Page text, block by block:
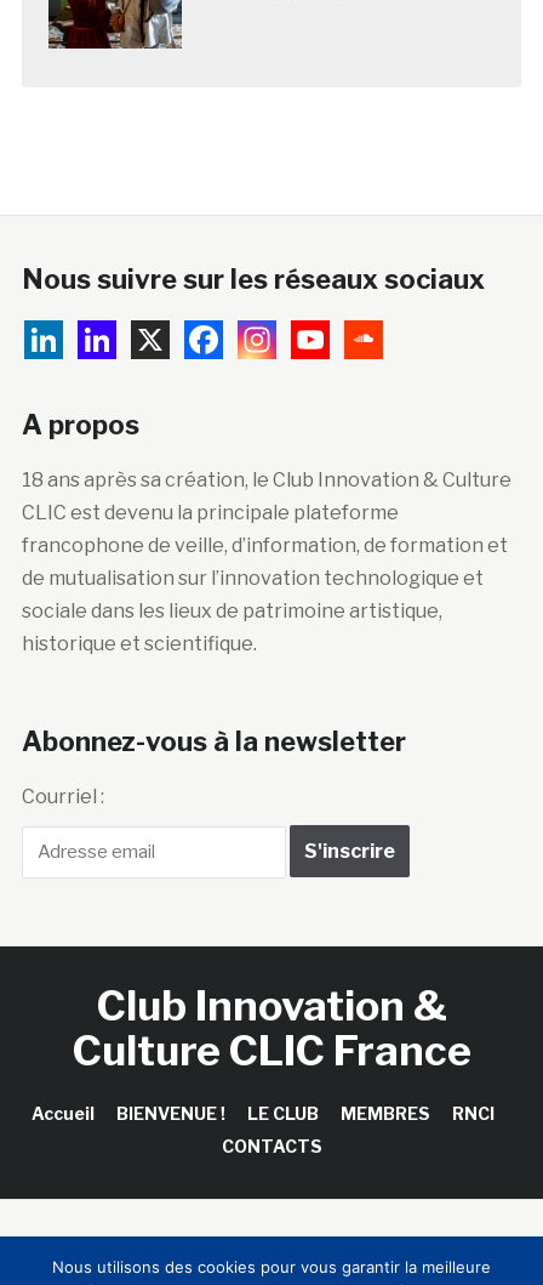
Nous suivre sur les réseaux sociaux
A propos
18 ans après sa création, le Club Innovation & Culture
CLIC est devenu la principale plateforme
francophone de veille, d’information, de formation et
de mutualisation sur l’innovation technologique et
sociale dans les lieux de patrimoine artistique,
historique et scientifique.
Abonnez-vous à la newsletter
Courriel :
Club Innovation &
Culture CLIC France
Accueil BIENVENUE ! LE CLUB MEMBRES
RNCI
CONTACTS
Sinapses Conseils
Nous utilisons des cookies pour vous garantir la meilleure